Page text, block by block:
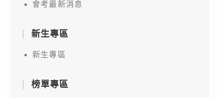
會考最新消息
新生專區
新生專區
榜單專區